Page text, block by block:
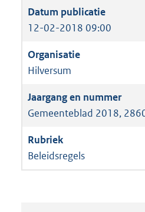
12-02-2018 09:00
Hilversum
Gemeenteblad 2018,
Beleidsregels